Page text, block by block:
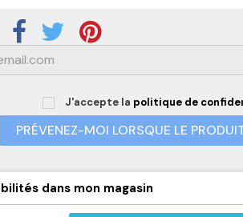
J'accepte la politique de
PRÉVENEZ-MOI LORSQUE LE
dans mon magasin